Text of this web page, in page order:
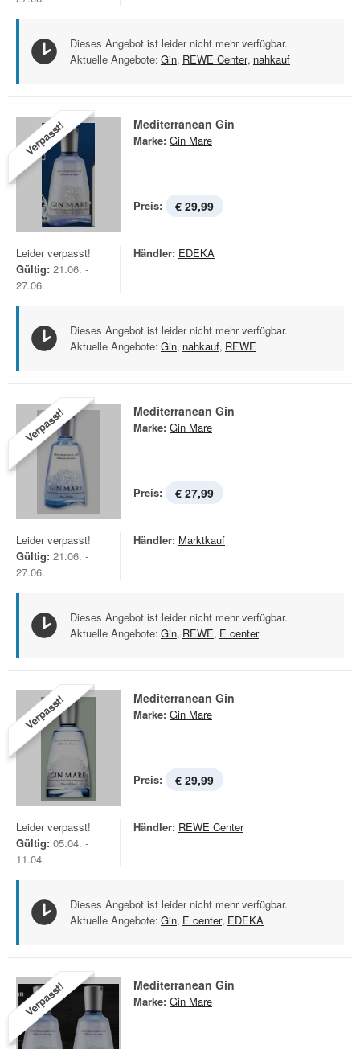
Dieses Angebot ist leider nicht mehr verfügbar.
Aktuelle Angebote: Gin, REWE Center, nahkauf
Verpasst! Mediterranean Gin
Marke: Gin Mare
Preis: € 29,99
Leider verpasst!
Gültig: 21.06. -
27.06.
Händler: EDEKA
Dieses Angebot ist leider nicht mehr verfügbar.
Aktuelle Angebote: Gin, nahkauf, REWE
Verpasst! Mediterranean Gin
Marke: Gin Mare
Preis: € 27,99
Leider verpasst!
Gültig: 21.06. -
27.06.
Händler: Marktkauf
Dieses Angebot ist leider nicht mehr verfügbar.
Aktuelle Angebote: Gin, REWE, E center
Verpasst! Mediterranean Gin
Marke: Gin Mare
Preis: € 29,99
Leider verpasst!
Gültig: 05.04. -
11.04.
Händler: REWE Center
Dieses Angebot ist leider nicht mehr verfügbar.
Aktuelle Angebote: Gin, E center, EDEKA
Verpasst! Mediterranean Gin
Marke: Gin Mare